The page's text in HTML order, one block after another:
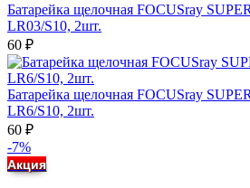
Батарейка щелочная FOCUSray
LR03/S10, 2шт.
60 ₽
Батарейка щелочная FOCUSray
LR6/S10, 2шт.
60 ₽
-7%
Акция